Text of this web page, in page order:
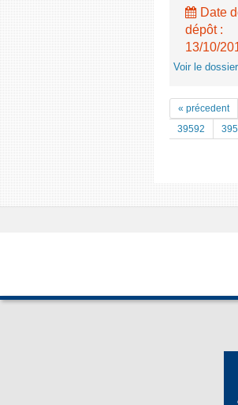
Date
dépôt :
13/10/
Voir le
« précedent
39592